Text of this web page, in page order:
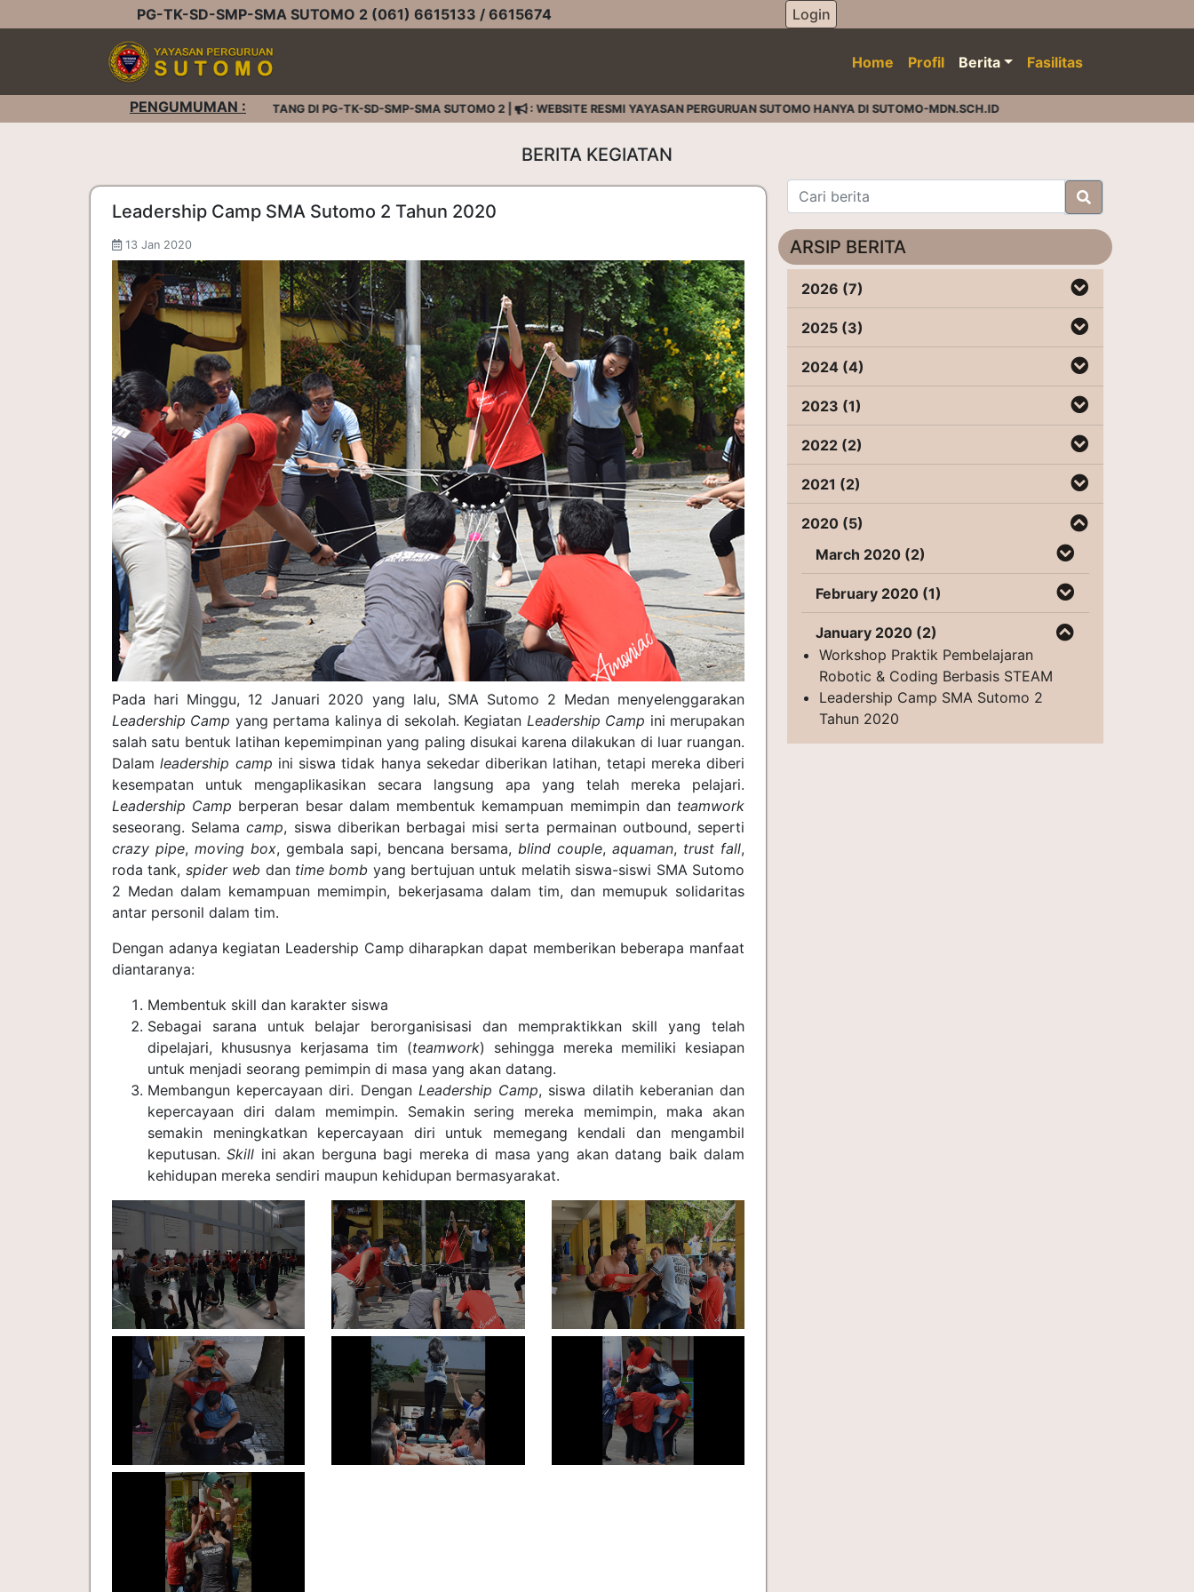
PG-TK-SD-SMP-SMA SUTOMO 2 (061) 6615133 / 6615674 Login
Home Profil Berita Fasilitas
PENGUMUMAN :
SELAMAT DATANG DI PG-TK-SD-SMP-SMA SUTOMO 2 | : WEBSITE RESMI YAYASAN PERGURUAN SUTOMO HANYA DI SUTOMO-MDN.SCH.ID
BERITA KEGIATAN
Leadership Camp SMA Sutomo 2 Tahun 2020
13 Jan 2020
Pada hari Minggu, 12 Januari 2020 yang lalu, SMA Sutomo 2 Medan menyelenggarakan
Leadership Camp yang pertama kalinya di sekolah. Kegiatan Leadership Camp ini merupakan
salah satu bentuk latihan kepemimpinan yang paling disukai karena dilakukan di luar ruangan.
Dalamleadership camp ini siswa tidak hanya sekedar diberikan latihan, tetapi mereka diberi
kesempatan untuk mengaplikasikan secara langsung apa yang telah mereka pelajari.
Leadership Camp berperan besar dalam membentuk kemampuan memimpin dan teamwork
seseorang. Selamacamp, siswa diberikan berbagai misi serta permainan outbound, seperti
crazy pipe, moving box, gembala sapi, bencana bersama, blind couple, aquaman, trust fall,
roda tank, spider web dan time bomb yang bertujuan untuk melatih siswa-siswi SMA Sutomo
2 Medan dalam kemampuan memimpin, bekerjasama dalam tim, dan memupuk solidaritas
antar personil dalam tim.
Dengan adanya kegiatan Leadership Camp diharapkan dapat memberikan beberapa manfaat
diantaranya:
Membentuk skill dan karakter siswa
Sebagai sarana untuk belajar berorganisisasi dan mempraktikkan skill yang telah
dipelajari, khususnya kerjasama tim (teamwork) sehingga mereka memiliki kesiapan
untuk menjadi seorang pemimpin di masa yang akan datang.
Membangun kepercayaan diri. Dengan Leadership Camp, siswa dilatih keberanian dan
kepercayaan diri dalam memimpin. Semakin sering mereka memimpin, maka akan
semakin meningkatkan kepercayaan diri untuk memegang kendali dan mengambil
keputusan.Skill ini akan berguna bagi mereka di masa yang akan datang baik dalam
kehidupan mereka sendiri maupun kehidupan bermasyarakat.
ARSIP BERITA
2026 (7)
2025 (3)
2024 (4)
2023 (1)
2022 (2)
2021 (2)
2020 (5)
March 2020 (2)
February 2020 (1)
January 2020 (2)
Workshop Praktik Pembelajaran
Robotic & Coding Berbasis STEAM
Leadership Camp SMA Sutomo 2
Tahun 2020